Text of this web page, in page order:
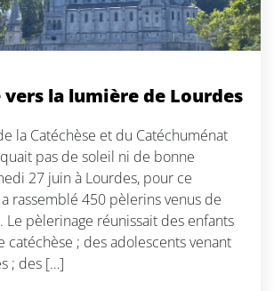
vers la lumière de Lourdes
la Catéchèse et du Catéchuménat
pas de soleil ni de bonne
27 juin à Lourdes, pour ce
rassemblé 450 pèlerins venus de
Le pèlerinage réunissait des enfants
catéchèse ; des adolescents venant
; des […]